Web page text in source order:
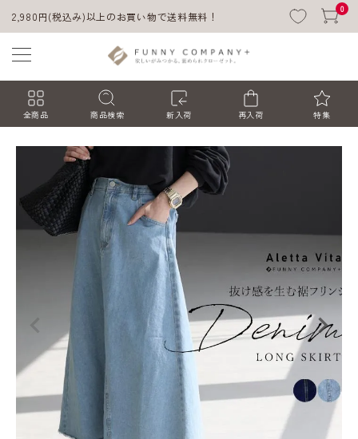
2,980円(税込み)以上のお買い物で送料無料！
0
全商品 商品検索 新入荷 再入荷 特集
ようこそ ゲスト 様
ログイン 会員登録